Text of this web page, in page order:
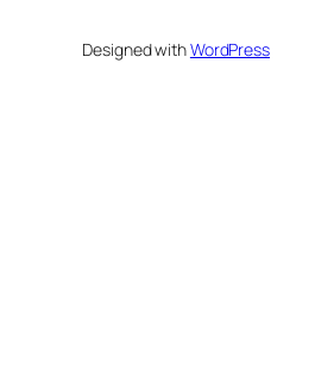
Designed withWordPress